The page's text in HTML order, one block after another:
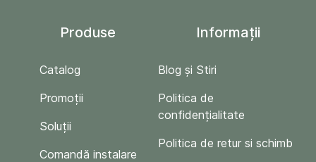
Produse
Catalog
Promoții
Soluții
Comandă instalare
Informații
Blog și Stiri
Politica de
confidențialitate
Politica de retur si schimb